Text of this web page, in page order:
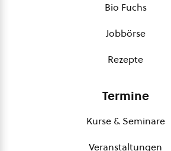
Bio Fuchs
Jobbörse
Rezepte
Termine
Kurse & Seminare
Veranstaltungen